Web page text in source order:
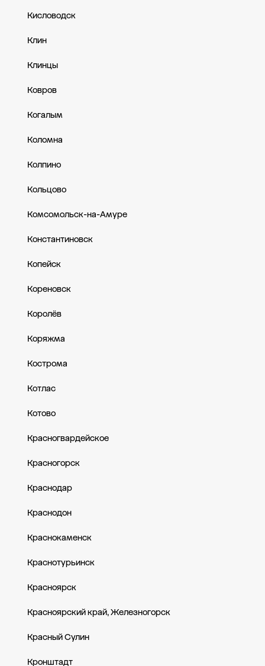
Кисловодск
Клин
Клинцы
Ковров
Когалым
Коломна
Колпино
Кольцово
Комсомольск-на-Амуре
Константиновск
Копейск
Кореновск
Королёв
Коряжма
Кострома
Котлас
Котово
Красногвардейское
Красногорск
Краснодар
Краснодон
Краснокаменск
Краснотурьинск
Красноярск
Красноярский край, Железногорск
Красный Сулин
Кронштадт